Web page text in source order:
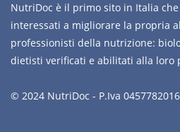
NutriDoc è il primo sito in Italia
interessati a migliorare la propria
professionisti della nutrizione:
dietisti verificati e abilitati alla loro
© 2024 NutriDoc - P.Iva